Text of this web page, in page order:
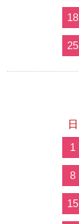
18
25
日
1
8
15